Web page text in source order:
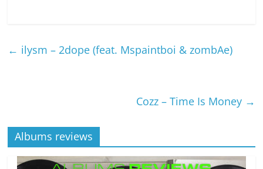
← ilysm – 2dope (feat. Mspaintboi & zombAe)
Cozz – Time Is Money →
Albums reviews